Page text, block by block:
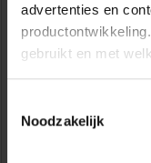
advertenties en
gebruikt en met
Informatie
Noodzakelijk
vanaf
1335 p.p.